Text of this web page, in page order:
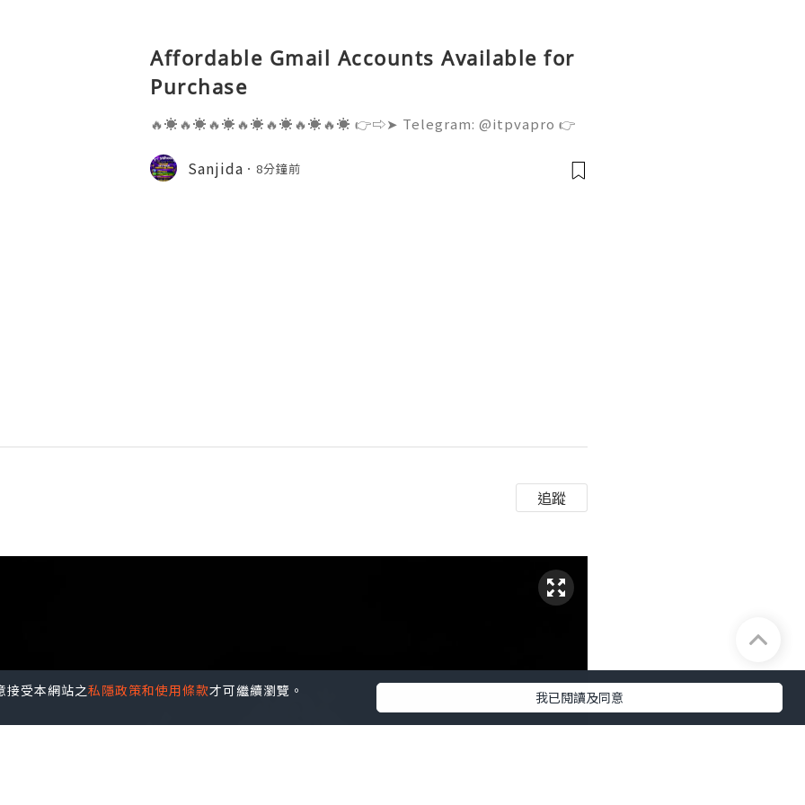
Affordable Gmail Accounts Available for
Purchase
🔥☀️🔥☀️🔥☀️🔥☀️🔥☀️🔥☀️🔥☀️ 👉⇨➤ Telegram: @itpvapro 👉
ail.com 👉⇨➤ Visit To Website: https://itpvapro.com Gmail i
s one of the most widely used email servi
Sanjida 8分鐘前
追蹤
受本網站之私隱政策和使用條款才可繼續瀏覽。 我已閱讀及同意